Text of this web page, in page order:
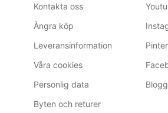
Kontakta oss
Ångra köp
Leveransinformation
Våra cookies
Personlig data
Byten och returer
Blogg